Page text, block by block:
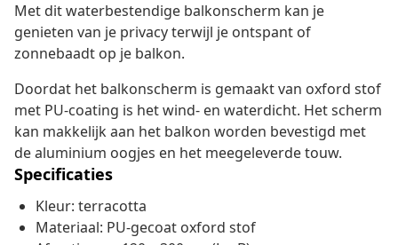
Met dit waterbestendige balkonscherm kan je
genieten van je privacy terwijl je ontspant of
zonnebaadt op je balkon.
Doordat het balkonscherm is gemaakt van oxford stof
met PU-coating is het wind- en waterdicht. Het scherm
kan makkelijk aan het balkon worden bevestigd met
de aluminium oogjes en het meegeleverde touw.
Specificaties
Kleur: terracotta
Materiaal: PU-gecoat oxford stof